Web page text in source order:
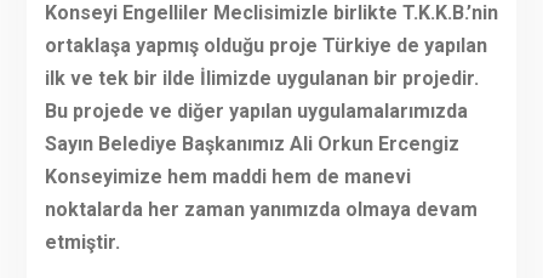
Konseyi Engelliler Meclisimizle birlikte T.K.K.B.’nin
ortaklaşa yapmış olduğu proje Türkiye de yapılan
ilk ve tek bir ilde İlimizde uygulanan bir projedir.
Bu projede ve diğer yapılan uygulamalarımızda
Sayın Belediye Başkanımız Ali Orkun Ercengiz
Konseyimize hem maddi hem de manevi
noktalarda her zaman yanımızda olmaya devam
etmiştir.